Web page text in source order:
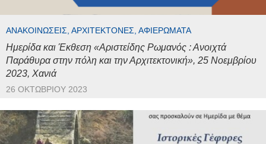
ΑΝΑΚΟΙΝΏΣΕΙΣ, ΑΡΧΙΤΈΚΤΟΝΕΣ, ΑΦΙΕΡΏΜΑΤΑ
Ημερίδα και Έκθεση «Αριστείδης Ρωμανός : Ανοιχτά
Παράθυρα στην πόλη και την Αρχιτεκτονική», 25 Νοεμβρίου
2023, Χανιά
26 ΟΚΤΩΒΡΊΟΥ 2023